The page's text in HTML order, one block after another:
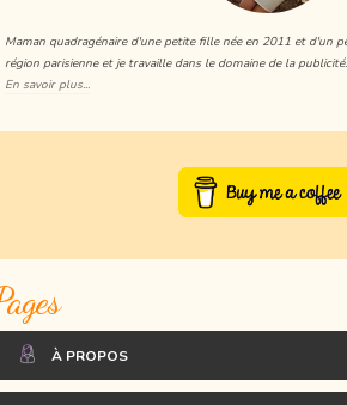
Maman quadragénaire d'une petite fille née en 2011 et d'un
région parisienne et je travaille dans le domaine de la
En savoir plus...
À PROPOS